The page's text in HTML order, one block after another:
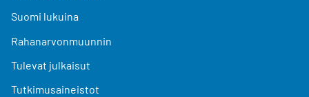
Suomi lukuina
Rahanarvonmuunnin
Tulevat julkaisut
Tutkimusaineistot